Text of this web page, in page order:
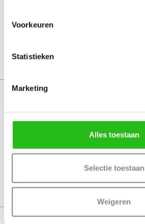
Voorkeuren
Statistieken
Marketing
Alles toestaan
Selectie toestaan
Weigeren